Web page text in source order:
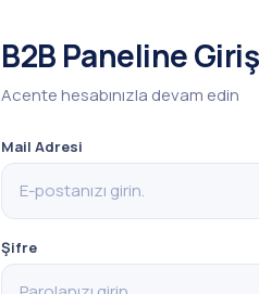
B2B Paneline Giriş
Acente hesabınızla devam edin
Mail Adresi
Şifre